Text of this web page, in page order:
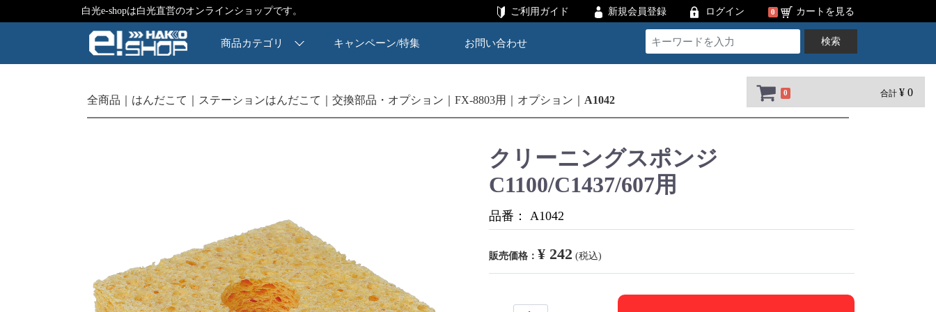
0 合計 ¥ 0
白光e-shopは白光直営のオンラインショップです。 ご利用ガイド 新規会員登録 ログイン 0 カートを見る
商品カテゴリ キャンペーン/特集 お問い合わせ 検索
全商品 はんだこて ステーションはんだこて 交換部品・オプション FX-8803用 オプション A1042
クリーニングスポンジ
C1100/C1437/607用
品番： A1042
販売価格： ¥ 242 (税込)